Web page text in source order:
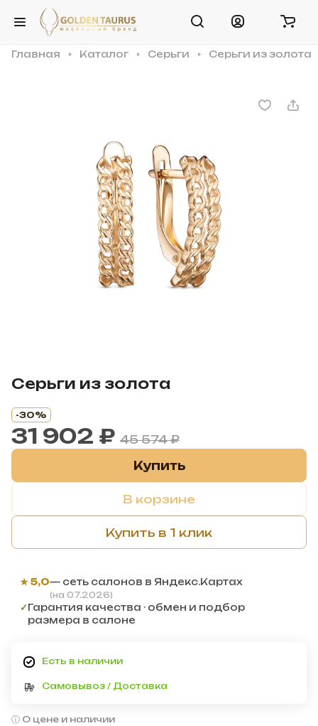
Главная Каталог Серьги Серьги из золота
Серьги из золота
-30%
31 902 ₽ 45 574 ₽
Купить
В корзине
Купить в 1 клик
★ 5,0— сеть салонов в Яндекс.Картах
(на 07.2026)
✓Гарантия качества · обмен и подбор
размера в салоне
Есть в наличии
Самовывоз / Доставка
О цене и наличии